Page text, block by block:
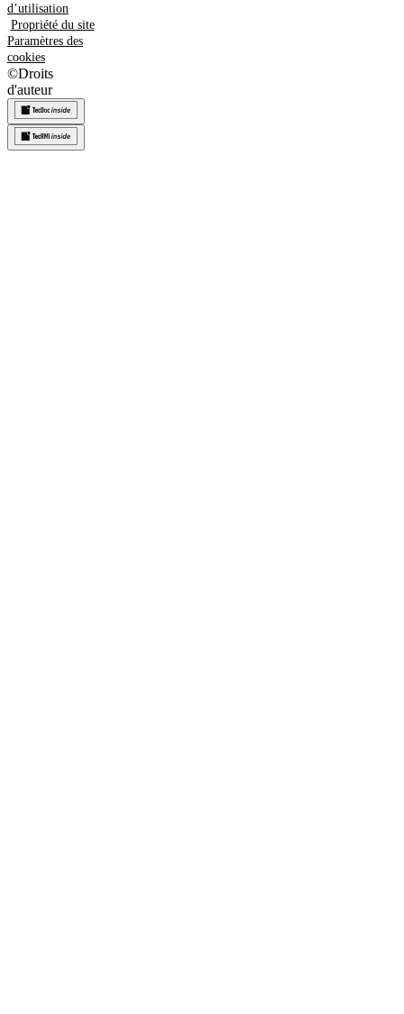
d’utilisation
Propriété du site
Paramètres des
cookies
©Droits
d'auteur